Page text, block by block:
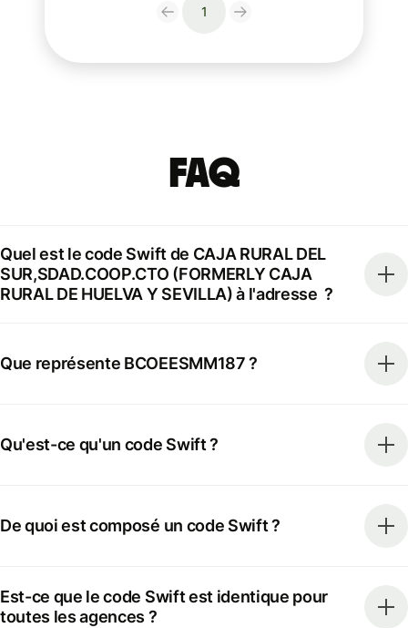
1
FAQ
Quel est le code Swift de CAJA RURAL DEL
SUR,SDAD.COOP.CTO (FORMERLY CAJA
RURAL DE HUELVA Y SEVILLA) à l'adresse ?
Que représente BCOEESMM187 ?
Qu'est-ce qu'un code Swift ?
De quoi est composé un code Swift ?
Est-ce que le code Swift est identique pour
toutes les agences ?